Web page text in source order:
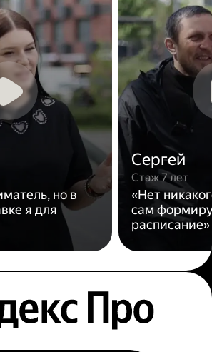
но в
я для
Сергей
Стаж 7 лет
«Нет
сам
расписание»